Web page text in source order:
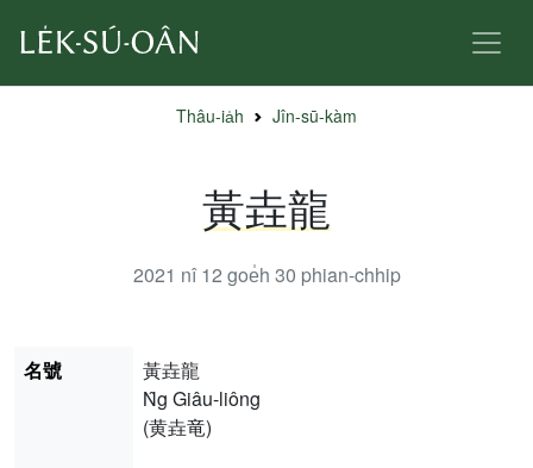
Thâu-ia̍h Jîn-sū-kàm
黃垚龍
2021 nî 12 goe̍h 30 phian-chhip
名號
黃垚龍
N̂g Giâu-liông
(黄垚竜)